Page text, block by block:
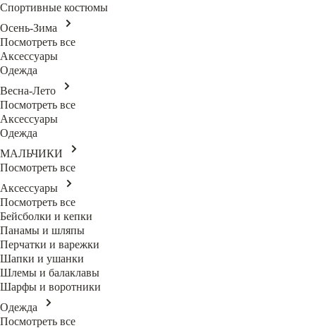
Спортивные костюмы
Осень-Зима
Посмотреть все
Аксессуары
Одежда
Весна-Лето
Посмотреть все
Аксессуары
Одежда
МАЛЬЧИКИ
Посмотреть все
Аксессуары
Посмотреть все
Бейсболки и кепки
Панамы и шляпы
Перчатки и варежки
Шапки и ушанки
Шлемы и балаклавы
Шарфы и воротники
Одежда
Посмотреть все